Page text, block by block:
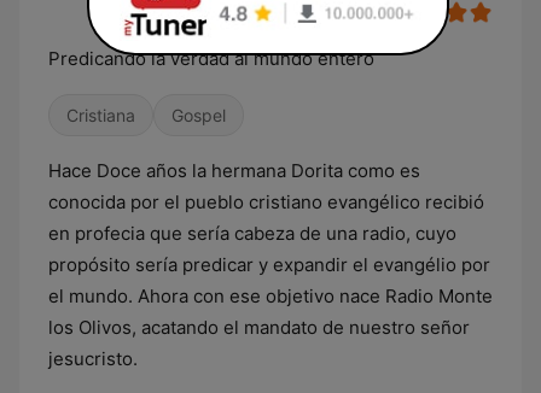
Predicando la verdad al mundo entero
Cristiana Gospel
Hace Doce años la hermana Dorita como es
conocida por el pueblo cristiano evangélico recibió
en profecia que sería cabeza de una radio, cuyo
propósito sería predicar y expandir el evangélio por
el mundo. Ahora con ese objetivo nace Radio Monte
los Olivos, acatando el mandato de nuestro señor
jesucristo.